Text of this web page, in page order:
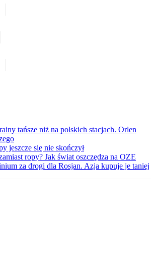
tańsze niż na polskich stacjach. Orlen
jeszcze się nie skończył
ropy? Jak świat oszczędza na OZE
za drogi dla Rosjan. Azja kupuje je taniej